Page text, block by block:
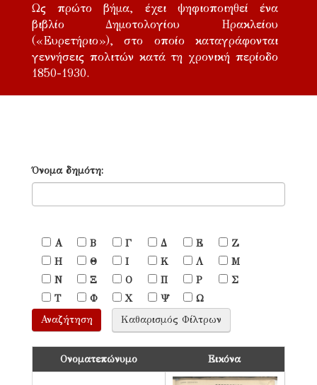
Ως πρώτο βήμα, έχει ψηφιοποιηθεί ένα
βιβλίο Δημοτολογίου Ηρακλείου
(«Ευρετήριο»), στο οποίο καταγράφονται
γεννήσεις πολιτών κατά τη χρονική περίοδο
1850-1930.
Όνομα δημότη:
Α Β Γ Δ Ε
Ζ
Η
Θ Ι Κ Λ
Μ
Ν
Ξ Ο Π Ρ
Σ
Τ
Φ Χ Ψ Ω
Ονοματεπώνυμο Εικόνα